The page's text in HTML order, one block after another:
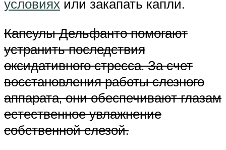
условиях или закапать капли.
Капсулы Дельфанто помогают
устранить последствия
оксидативного стресса. За счет
восстановления работы слезного
аппарата, они обеспечивают глазам
естественное увлажнение
собственной слезой.